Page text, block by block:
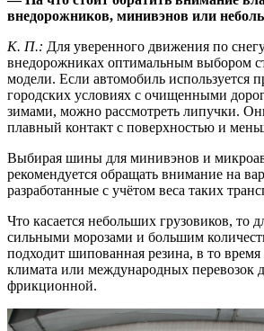
внедорожников, минивэнов или
К. П.: Для уверенного движения по
внедорожниках оптимальным выбором
модели. Если автомобиль используется
городских условиях с очищенными
зимами, можно рассмотреть липучки.
плавный контакт с поверхностью и
Выбирая шины для минивэнов и
рекомендуется обращать внимание на
разработанные с учётом веса таких
Что касается небольших грузовиков, то
сильными морозами и большим
подходит шипованная резина, в то время
климата или международных перевозок
фрикционной.